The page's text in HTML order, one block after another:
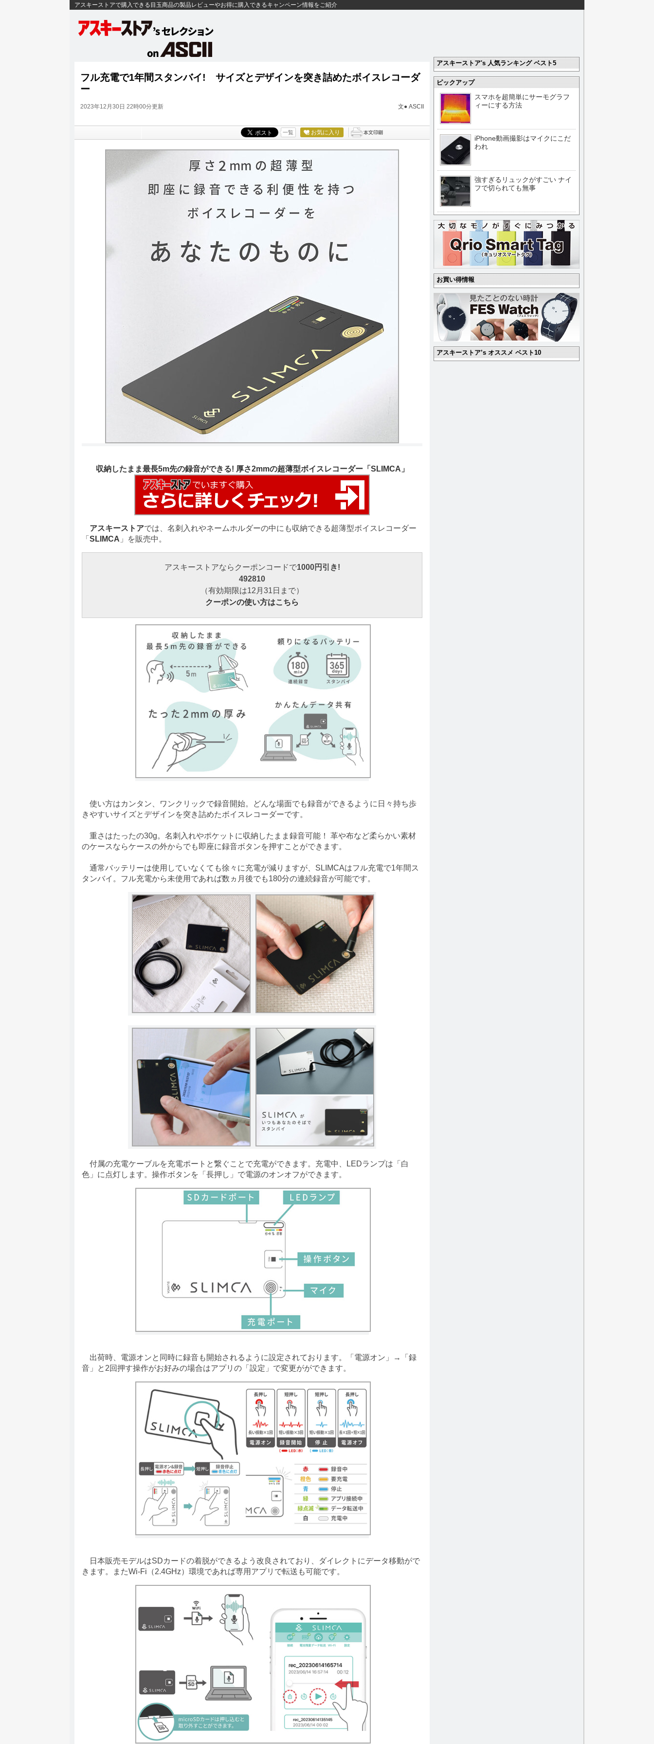
アスキーストアで購入できる目玉商品の製品レビューやお得に購入できるキャンペーン情報をご紹介
フル充電で1年間スタンバイ! サイズとデザインを突き詰めたボイスレコーダ
ー
2023年12月30日 22時00分更新 文● ASCII
一覧 お気に入り
収納したまま最長5m先の録音ができる! 厚さ2mmの超薄型ボイスレコーダー「SLIMCA」
アスキーストアでは、名刺入れやネームホルダーの中にも収納できる超薄型ボイスレコーダー
「 SLIMCA 」を販売中。
アスキーストアならクーポンコードで1000円引き!
492810
（有効期限は12月31日まで）
クーポンの使い方はこちら
使い方はカンタン、ワンクリックで録音開始。どんな場面でも録音ができるように日々持ち歩
きやすいサイズとデザインを突き詰めたボイスレコーダーです。
重さはたったの30g。名刺入れやポケットに収納したまま録音可能！ 革や布など柔らかい素材
のケースならケースの外からでも即座に録音ボタンを押すことができます。
通常バッテリーは使用していなくても徐々に充電が減りますが、SLIMCAはフル充電で1年間ス
タンバイ。フル充電から未使用であれば数ヵ月後でも180分の連続録音が可能です。
付属の充電ケーブルを充電ポートと繋ぐことで充電ができます。充電中、LEDランプは「白
色」に点灯します。操作ボタンを「長押し」で電源のオンオフができます。
出荷時、電源オンと同時に録音も開始されるように設定されております。「電源オン」→「録
音」と2回押す操作がお好みの場合はアプリの「設定」で変更がができます。
日本販売モデルはSDカードの着脱ができるよう改良されており、ダイレクトにデータ移動がで
きます。またWi-Fi（2.4GHz）環境であれば専用アプリで転送も可能です。
アスキーストア's 人気ランキング ベスト5
ピックアップ
スマホを超簡単にサーモグラフ
ィーにする方法
iPhone動画撮影はマイクにこだ
われ
強すぎるリュックがすごい ナイ
フで切られても無事
お買い得情報
アスキーストア’s オススメ ベスト10